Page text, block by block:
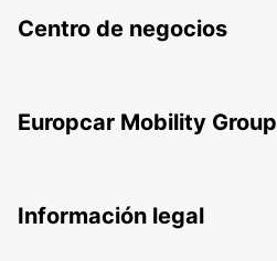
Centro de negocios
Europcar Mobility Group
Información legal